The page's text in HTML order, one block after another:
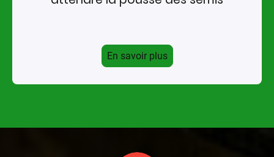
En savoir plus